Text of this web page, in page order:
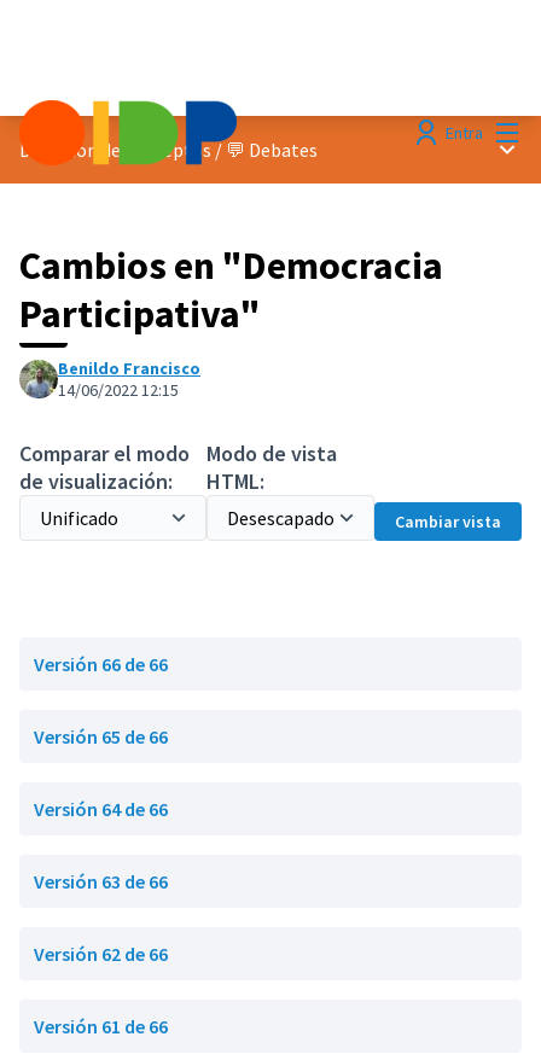
Entra
Discusion de conceptos/ 💬 Debates
Cambios en "Democracia
Participativa"
Benildo Francisco
14/06/2022 12:15
Comparar el modo
de visualización:
Modo de vista
HTML:
Cambiar vista
Versión 66 de 66
Versión 65 de 66
Versión 64 de 66
Versión 63 de 66
Versión 62 de 66
Versión 61 de 66